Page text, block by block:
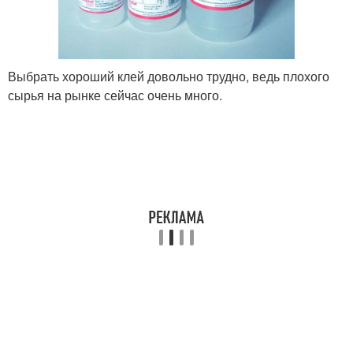
Выбрать хороший клей довольно трудно, ведь плохого
сырья на рынке сейчас очень много.